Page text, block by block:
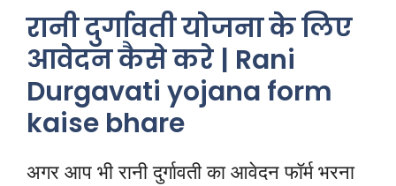
रानी दुर्गावती योजना के लिए
आवेदन कैसे करे | Rani
Durgavati yojana form
kaise bhare
अगर आप भी रानी दुर्गावती का आवेदन फॉर्म भरना